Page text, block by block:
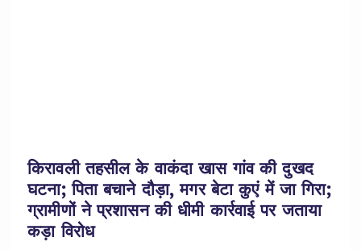
किरावली तहसील के वाकंदा खास गांव की दुखद
घटना; पिता बचाने दौड़ा, मगर बेटा कुएं में जा गिरा;
ग्रामीणों ने प्रशासन की धीमी कार्रवाई पर जताया
कड़ा विरोध